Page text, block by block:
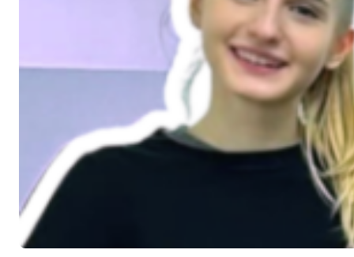
Výkup nemovitosti
Financování
Nemovitosti
Nabídka nemovitostí
Nová výstavba
Pro developery
Reference
Blog
Kontakt